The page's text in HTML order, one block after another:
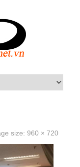
size: 960 × 720